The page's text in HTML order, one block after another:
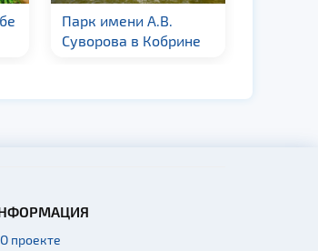
Парк имени А.В.
Суворова в Кобрине
О проекте